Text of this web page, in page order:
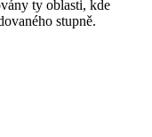
ty oblasti, kde
stupně.